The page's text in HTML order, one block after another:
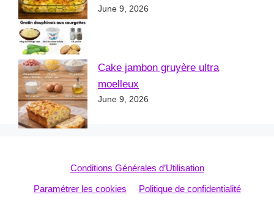
June 9, 2026
Cake jambon gruyère ultra
moelleux
June 9, 2026
Conditions Générales d’Utilisation
Paramétrer les cookies
Politique de confidentialité